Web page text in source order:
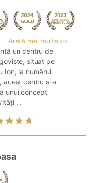
Arată mai multe >>
un centru de
situat pe
Ion, la numărul
acest centru s-a
unui concept
...